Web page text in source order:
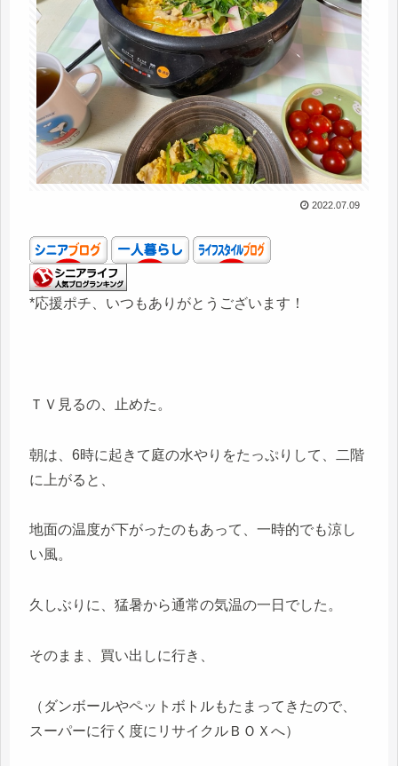
2022.07.09
*応援ポチ、いつもありがとうございます！
ＴＶ見るの、止めた。
朝は、6時に起きて庭の水やりをたっぷりして、二階
に上がると、
地面の温度が下がったのもあって、一時的でも涼し
い風。
久しぶりに、猛暑から通常の気温の一日でした。
そのまま、買い出しに行き、
（ダンボールやペットボトルもたまってきたので、
スーパーに行く度にリサイクルＢＯＸへ）